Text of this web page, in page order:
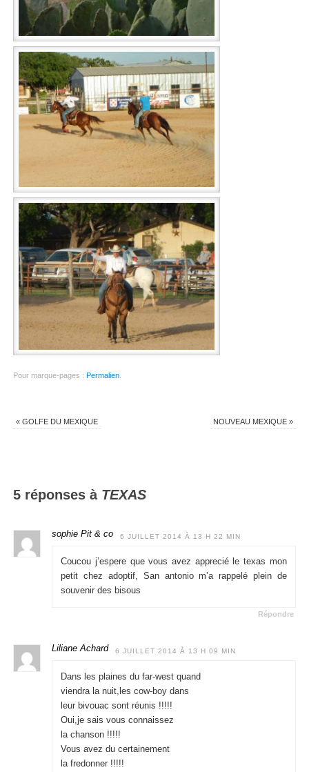
Pour marque-pages : Permalien.
«GOLFE DU MEXIQUE NOUVEAU MEXIQUE»
5 réponses à TEXAS
sophie Pit & co 6 JUILLET 2014 À 13 H 22 MIN
Coucou j’espere que vous avez apprecié le texas mon
petit chez adoptif, San antonio m’a rappelé plein de
souvenir des bisous
Répondre
Liliane Achard 6 JUILLET 2014 À 13 H 09 MIN
Dans les plaines du far-west quand
viendra la nuit,les cow-boy dans
leur bivouac sont réunis !!!!!
Oui,je sais vous connaissez
la chanson !!!!!
Vous avez du certainement
la fredonner !!!!!